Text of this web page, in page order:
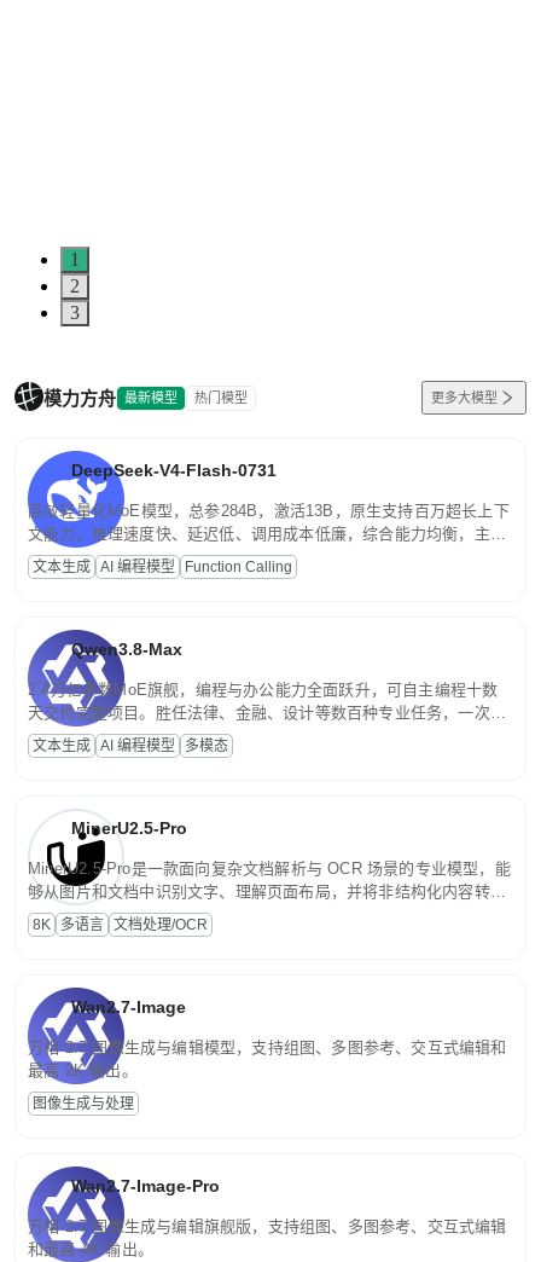
1
2
3
模力方舟 最新模型 热门模型 更多大模型
DeepSeek-V4-Flash-0731
高效轻量化MoE模型，总参284B，激活13B，原生支持百万超长上下
文能力。推理速度快、延迟低、调用成本低廉，综合能力均衡，主打
高并发、轻量化任务，适合日常对话、内容创作、基础 RAG、批量
文案处理等普惠刚需场景。
文本生成 AI 编程模型 Function Calling
Qwen3.8-Max
2.4万亿参数MoE旗舰，编程与办公能力全面跃升，可自主编程十数
天交付完整项目。胜任法律、金融、设计等数百种专业任务，一次对
话端到端交付生产级成果。原生视觉理解贯穿规划、执行与验证全流
程，支持超长文档与长视频的深度语义解析。长程任务中自主规划与
文本生成 AI 编程模型 多模态
MinerU2.5-Pro
MinerU2.5-Pro是一款面向复杂文档解析与 OCR 场景的专业模型，能
够从图片和文档中识别文字、理解页面布局，并将非结构化内容转换
为便于存储、检索和二次处理的结构化结果。
8K 多语言 文档处理/OCR
Wan2.7-Image
万相 2.7 图像生成与编辑模型，支持组图、多图参考、交互式编辑和
最高 2K 输出。
图像生成与处理
Wan2.7-Image-Pro
万相 2.7 图像生成与编辑旗舰版，支持组图、多图参考、交互式编辑
和最高 4K 输出。